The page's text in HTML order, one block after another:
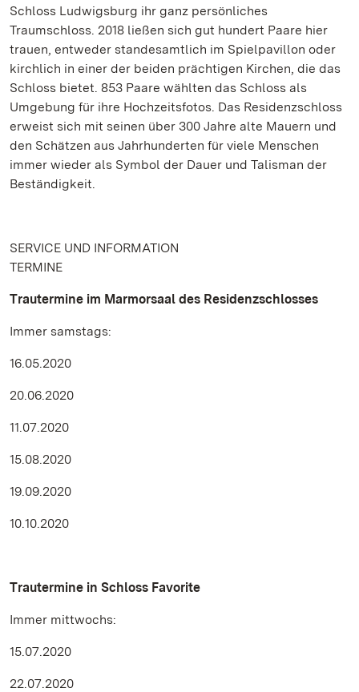
Schloss Ludwigsburg ihr ganz persönliches
Traumschloss. 2018 ließen sich gut hundert Paare hier
trauen, entweder standesamtlich im Spielpavillon oder
kirchlich in einer der beiden prächtigen Kirchen, die das
Schloss bietet. 853 Paare wählten das Schloss als
Umgebung für ihre Hochzeitsfotos. Das Residenzschloss
erweist sich mit seinen über 300 Jahre alte Mauern und
den Schätzen aus Jahrhunderten für viele Menschen
immer wieder als Symbol der Dauer und Talisman der
Beständigkeit.
SERVICE UND INFORMATION
TERMINE
Trautermine im Marmorsaal des Residenzschlosses
Immer samstags:
16.05.2020
20.06.2020
11.07.2020
15.08.2020
19.09.2020
10.10.2020
Trautermine in Schloss Favorite
Immer mittwochs:
15.07.2020
22.07.2020